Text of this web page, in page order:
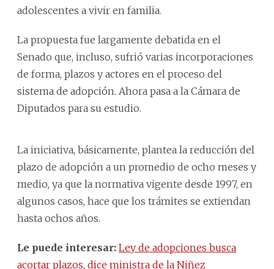
adolescentes a vivir en familia.
La propuesta fue largamente debatida en el
Senado que, incluso, sufrió varias incorporaciones
de forma, plazos y actores en el proceso del
sistema de adopción. Ahora pasa a la Cámara de
Diputados para su estudio.
La iniciativa, básicamente, plantea la reducción del
plazo de adopción a un promedio de ocho meses y
medio, ya que la normativa vigente desde 1997, en
algunos casos, hace que los trámites se extiendan
hasta ochos años.
Le puede interesar: Ley de adopciones busca
acortar plazos, dice ministra de la Niñez